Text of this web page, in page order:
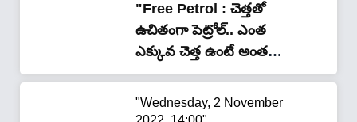
"Free Petrol : చెత్తతో
ఉచితంగా పెట్రోల్.. ఎంత
ఎక్కువ చెత్త ఉంటే అంత
ఎక్కువ పెట్రోల్ ఇస్తారు.. ఎక్కడో
తెలుసా ?"
"Wednesday, 2 November